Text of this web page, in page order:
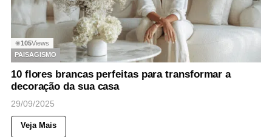
◉105Views
PAISAGISMO
10 flores brancas perfeitas para transformar a
decoração da sua casa
29/09/2025
Veja Mais